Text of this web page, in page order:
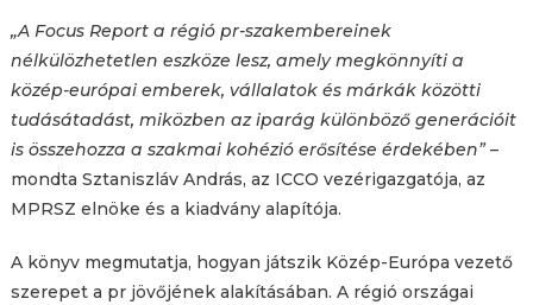
„A Focus Report a régió pr-szakembereinek
nélkülözhetetlen eszköze lesz, amely megkönnyíti a
közép-európai emberek, vállalatok és márkák közötti
tudásátadást, miközben az iparág különböző generációit
is összehozza a szakmai kohézió erősítése érdekében”–
mondta Sztaniszláv András, az ICCO vezérigazgatója, az
MPRSZ elnöke és a kiadvány alapítója.
A könyv megmutatja, hogyan játszik Közép-Európa vezető
szerepet a pr jövőjének alakításában. A régió országai